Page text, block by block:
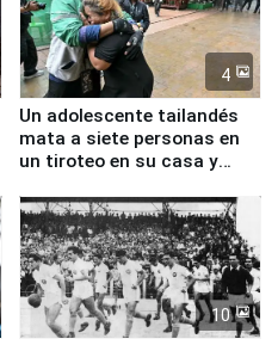
4
Un adolescente tailandés
mata a siete personas en
un tiroteo en su casa y
10